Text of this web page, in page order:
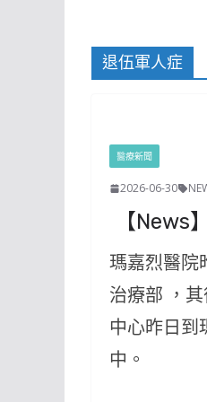
退伍軍人症
醫療新聞
2026-06-30
【News
瑪嘉烈醫院
治療部 ，
中心昨日到
中。